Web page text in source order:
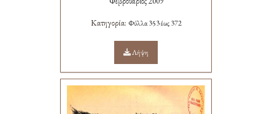
Κατηγορία: Φύλλα 353 έως 372
Λήψη